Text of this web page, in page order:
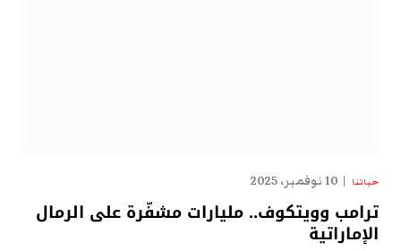
حياتنا 10 نوفمبر، 2025
ترامب وويتكوف.. مليارات مشفّرة على الرمال
الإماراتية